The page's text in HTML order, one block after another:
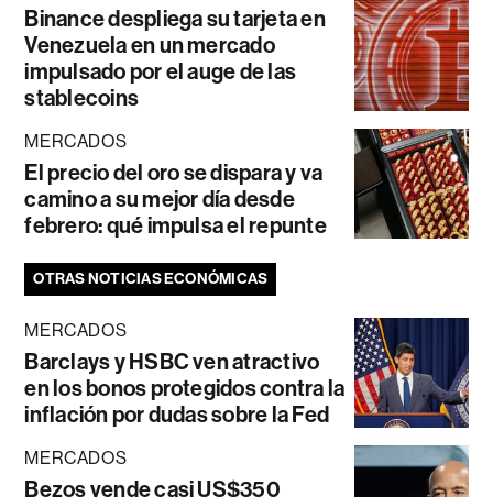
Binance despliega su tarjeta en
Venezuela en un mercado
impulsado por el auge de las
stablecoins
MERCADOS
El precio del oro se dispara y va
camino a su mejor día desde
febrero: qué impulsa el repunte
OTRAS NOTICIAS ECONÓMICAS
MERCADOS
Barclays y HSBC ven atractivo
en los bonos protegidos contra la
inflación por dudas sobre la Fed
MERCADOS
Bezos vende casi US$350